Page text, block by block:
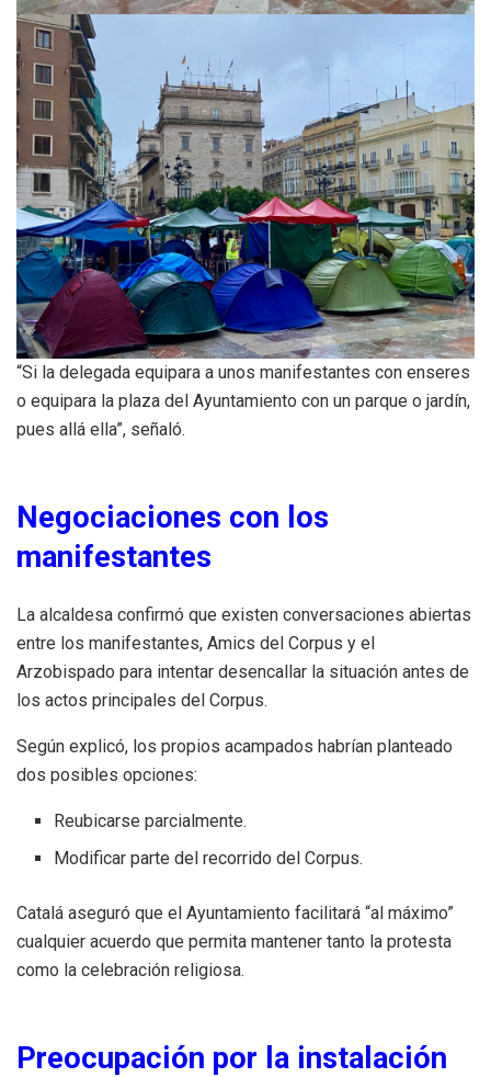
“Si la delegada equipara a unos manifestantes con enseres
o equipara la plaza del Ayuntamiento con un parque o jardín,
pues allá ella”, señaló.
Negociaciones con los
manifestantes
La alcaldesa confirmó que existen conversaciones abiertas
entre los manifestantes, Amics del Corpus y el
Arzobispado para intentar desencallar la situación antes de
los actos principales del Corpus.
Según explicó, los propios acampados habrían planteado
dos posibles opciones:
Reubicarse parcialmente.
Modificar parte del recorrido del Corpus.
Catalá aseguró que el Ayuntamiento facilitará “al máximo”
cualquier acuerdo que permita mantener tanto la protesta
como la celebración religiosa.
Preocupación por la instalación